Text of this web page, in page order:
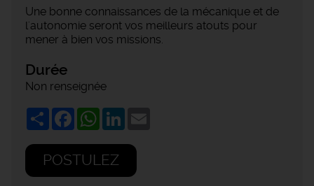
Une bonne connaissances de la mécanique et de
l'autonomie seront vos meilleurs atouts pour
mener à bien vos missions.
Durée
Non renseignée
ShareFacebookWhatsApp
LinkedIn
POSTULEZ